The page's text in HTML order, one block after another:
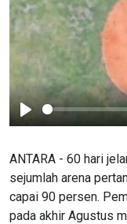
Play
ANTARA - 60 hari
sejumlah arena
capai 90 persen.
pada akhir Agustus